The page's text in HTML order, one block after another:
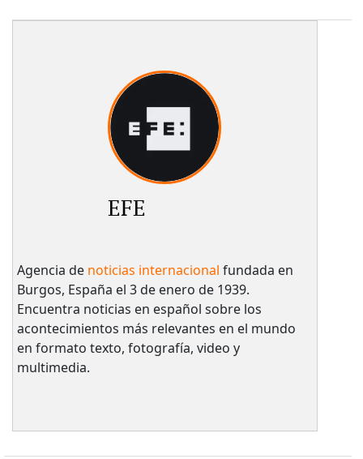
EFE
Agencia de noticias internacional fundada en
Burgos, España el 3 de enero de 1939.
Encuentra noticias en español sobre los
acontecimientos más relevantes en el mundo
en formato texto, fotografía, video y
multimedia.